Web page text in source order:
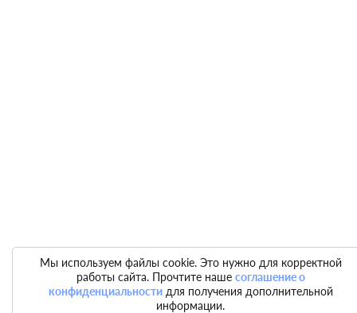
Мы используем файлы cookie. Это нужно для корректной
работы сайта. Прочтите наше соглашение о
конфиденциальностидля получения дополнительной
информации.